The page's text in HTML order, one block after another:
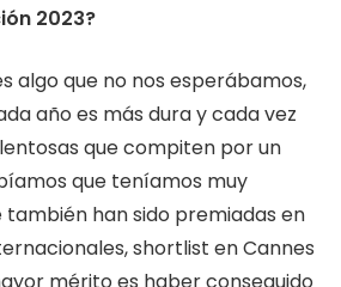
2023?
algo que no nos esperábamos,
año es más dura y cada vez
que compiten por un
que teníamos muy
también han sido premiadas en
shortlist en Cannes